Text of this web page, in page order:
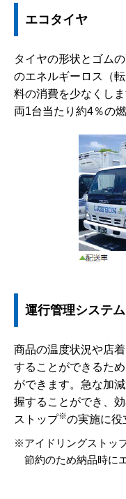
エコタイヤ
タイヤの形状とゴム
のエネルギーロス（
料の消費を少なくし
両1台当たり約4％の
運行管理システム
商品の温度状況や店
することができるた
ができます。急な加
握することができ、
ストップ※の実施に役
アイドリングストッ
節約のため納品時に